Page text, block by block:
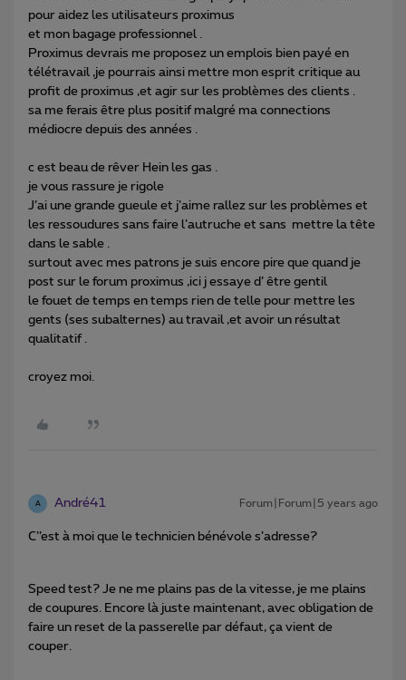
pour aidez les utilisateurs proximus
et mon bagage professionnel .
Proximus devrais me proposez un emplois bien payé en
télétravail ,je pourrais ainsi mettre mon esprit critique au
profit de proximus ,et agir sur les problèmes des clients .
sa me ferais être plus positif malgré ma connections
médiocre depuis des années .
c est beau de rêver Hein les gas .
je vous rassure je rigole
J’ai une grande gueule et j’aime rallez sur les problèmes et
les ressoudures sans faire l’autruche et sans mettre la tête
dans le sable .
surtout avec mes patrons je suis encore pire que quand je
post sur le forum proximus ,ici j essaye d’ être gentil
le fouet de temps en temps rien de telle pour mettre les
gents (ses subalternes) au travail ,et avoir un résultat
qualitatif .
croyez moi.
A André41 Forum|Forum|5 years ago
C’’est à moi que le technicien bénévole s’adresse?
Speed test? Je ne me plains pas de la vitesse, je me plains
de coupures. Encore là juste maintenant, avec obligation de
faire un reset de la passerelle par défaut, ça vient de
couper.